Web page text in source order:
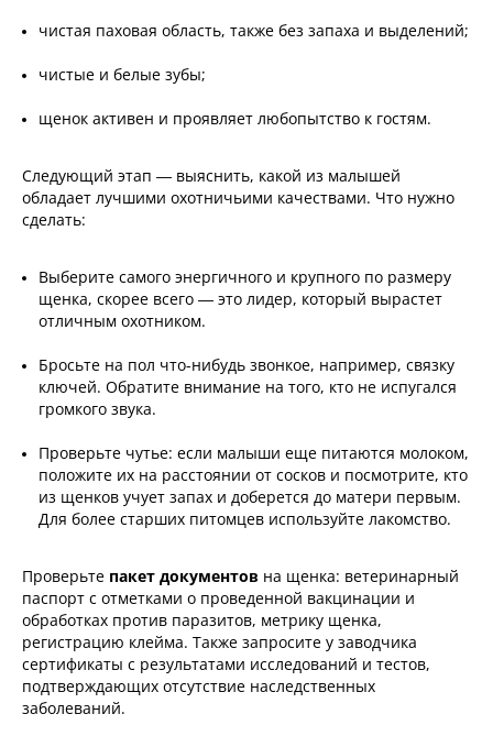
чистая паховая область, также без запаха и выделений;
чистые и белые зубы;
щенок активен и проявляет любопытство к гостям.
Следующий этап — выяснить, какой из малышей
обладает лучшими охотничьими качествами. Что нужно
сделать:
Выберите самого энергичного и крупного по размеру
щенка, скорее всего — это лидер, который вырастет
отличным охотником.
Бросьте на пол что-нибудь звонкое, например, связку
ключей. Обратите внимание на того, кто не испугался
громкого звука.
Проверьте чутье: если малыши еще питаются молоком,
положите их на расстоянии от сосков и посмотрите, кто
из щенков учует запах и доберется до матери первым.
Для более старших питомцев используйте лакомство.
Проверьте пакет документов на щенка: ветеринарный
паспорт с отметками о проведенной вакцинации и
обработках против паразитов, метрику щенка,
регистрацию клейма. Также запросите у заводчика
сертификаты с результатами исследований и тестов,
подтверждающих отсутствие наследственных
заболеваний.